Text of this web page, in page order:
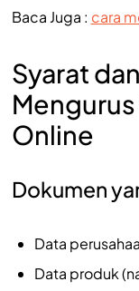
Baca Juga : cara
Syarat
Online
Dokumen
Data
Data produk